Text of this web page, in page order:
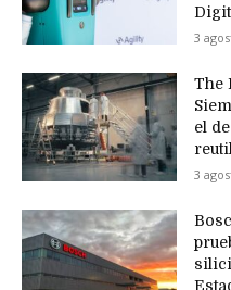
Digit
3
The
el
3